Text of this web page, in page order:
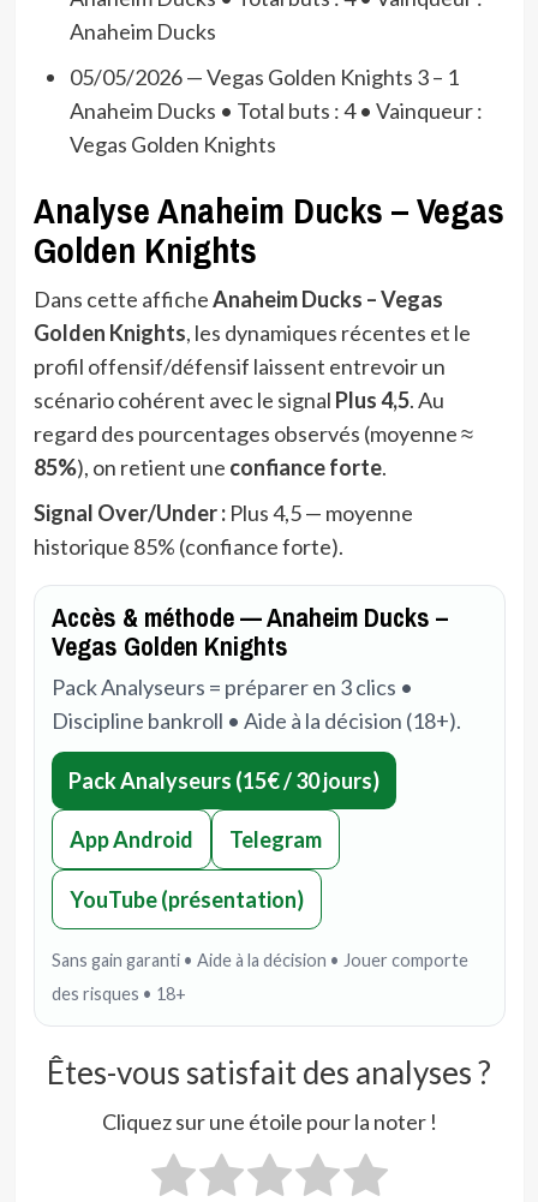
Anaheim Ducks
05/05/2026 — Vegas Golden Knights 3 – 1
Anaheim Ducks • Total buts : 4 • Vainqueur :
Vegas Golden Knights
Analyse Anaheim Ducks – Vegas
Golden Knights
Dans cette afficheAnaheim Ducks – Vegas
Golden Knights, les dynamiques récentes et le
profil offensif/défensif laissent entrevoir un
scénario cohérent avec le signal Plus 4,5. Au
regard des pourcentages observés (moyenne ≈
85%), on retient une confiance forte.
Signal Over/Under :Plus 4,5 — moyenne
historique 85% (confiance forte).
Accès & méthode — Anaheim Ducks –
Vegas Golden Knights
Pack Analyseurs = préparer en 3 clics •
Discipline bankroll • Aide à la décision (18+).
Pack Analyseurs (15€ / 30 jours)
App Android Telegram
YouTube (présentation)
Sans gain garanti • Aide à la décision • Jouer comporte
des risques • 18+
Êtes-vous satisfait des analyses ?
Cliquez sur une étoile pour la noter !